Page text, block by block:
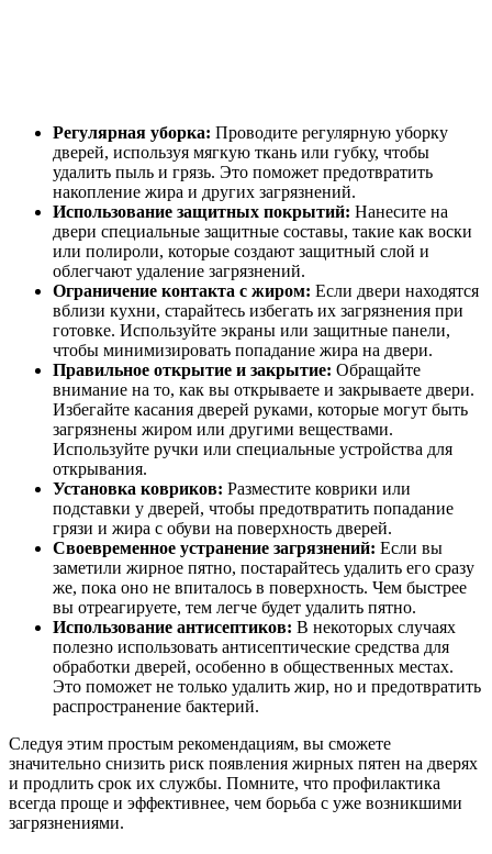
Регулярная уборка: Проводите регулярную уборку
дверей, используя мягкую ткань или губку, чтобы
удалить пыль и грязь. Это поможет предотвратить
накопление жира и других загрязнений.
Использование защитных покрытий: Нанесите на
двери специальные защитные составы, такие как воски
или полироли, которые создают защитный слой и
облегчают удаление загрязнений.
Ограничение контакта с жиром: Если двери находятся
вблизи кухни, старайтесь избегать их загрязнения при
готовке. Используйте экраны или защитные панели,
чтобы минимизировать попадание жира на двери.
Правильное открытие и закрытие: Обращайте
внимание на то, как вы открываете и закрываете двери.
Избегайте касания дверей руками, которые могут быть
загрязнены жиром или другими веществами.
Используйте ручки или специальные устройства для
открывания.
Установка ковриков: Разместите коврики или
подставки у дверей, чтобы предотвратить попадание
грязи и жира с обуви на поверхность дверей.
Своевременное устранение загрязнений: Если вы
заметили жирное пятно, постарайтесь удалить его сразу
же, пока оно не впиталось в поверхность. Чем быстрее
вы отреагируете, тем легче будет удалить пятно.
Использование антисептиков: В некоторых случаях
полезно использовать антисептические средства для
обработки дверей, особенно в общественных местах.
Это поможет не только удалить жир, но и предотвратить
распространение бактерий.
Следуя этим простым рекомендациям, вы сможете
значительно снизить риск появления жирных пятен на дверях
и продлить срок их службы. Помните, что профилактика
всегда проще и эффективнее, чем борьба с уже возникшими
загрязнениями.